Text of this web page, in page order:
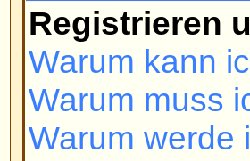
Warum muss ich
Warum werde ich
Wie kann ich
ist online?'-Liste
Ich habe mein